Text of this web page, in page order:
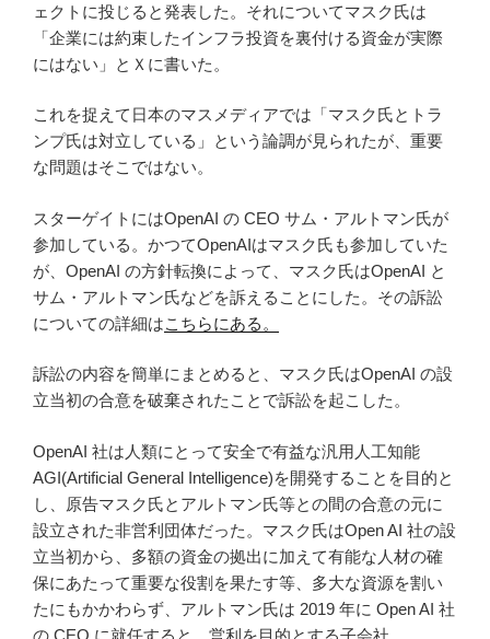
ェクトに投じると発表した。それについてマスク氏は
「企業には約束したインフラ投資を裏付ける資金が実際
にはない」とＸに書いた。
これを捉えて日本のマスメディアでは「マスク氏とトラ
ンプ氏は対立している」という論調が見られたが、重要
な問題はそこではない。
スターゲイトにはOpenAI の CEO サム・アルトマン氏が
参加している。かつてOpenAIはマスク氏も参加していた
が、OpenAI の方針転換によって、マスク氏はOpenAI と
サム・アルトマン氏などを訴えることにした。その訴訟
についての詳細はこちらにある。
訴訟の内容を簡単にまとめると、マスク氏はOpenAI の設
立当初の合意を破棄されたことで訴訟を起こした。
OpenAI 社は人類にとって安全で有益な汎用人工知能
AGI(Artificial General Intelligence)を開発することを目的と
し、原告マスク氏とアルトマン氏等との間の合意の元に
設立された非営利団体だった。マスク氏はOpen AI 社の設
立当初から、多額の資金の拠出に加えて有能な人材の確
保にあたって重要な役割を果たす等、多大な資源を割い
たにもかかわらず、アルトマン氏は 2019 年に Open AI 社
の CEO に就任すると、営利を目的とする子会社